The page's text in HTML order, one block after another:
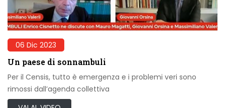
06 Dic 2023
Un paese di sonnambuli
Per il Censis, tutto è emergenza e i problemi veri sono
rimossi dall’agenda collettiva